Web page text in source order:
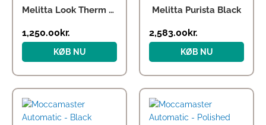
Melitta Look Therm 5.0 Timer – Black
1,250.00kr.
KØB NU
Melitta Purista Black
2,583.00kr.
KØB NU